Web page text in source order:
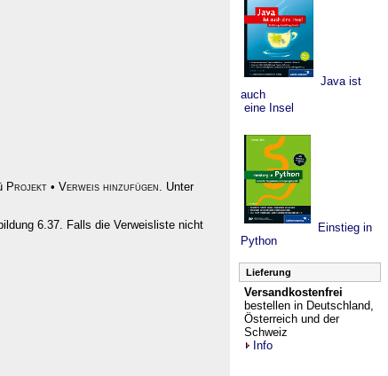
Projekt • Verweis hinzufügen . Unter
6.37. Falls die Verweisliste nicht
Java ist
auch
eine Insel
Einstieg in
Python
Lieferung
Versandkostenfrei
bestellen in Deutschland,
Österreich und der
Schweiz
Info